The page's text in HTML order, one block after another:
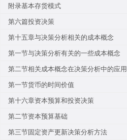
附录基本存货模式
第六篇投资决策
第十五章与决策分析相关的成本概念
第一节与决策分析有关的一些成本概念
第二节相关成本概念在决策分析中的应用
第一节货币的时间价值
第十六章资本预算和投资决策
第二节资本预算基础
第三节固定资产更新决策分析方法